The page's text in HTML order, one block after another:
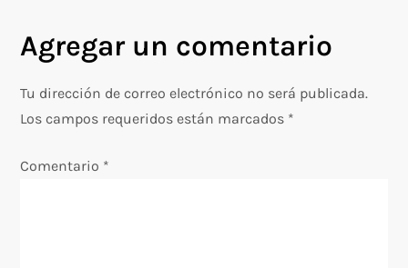
g
a
Agregar un comentario
Tu dirección de correo electrónico no será publicada.
Los campos requeridos están marcados *
Comentario *